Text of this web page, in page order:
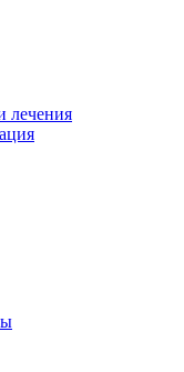
лечения